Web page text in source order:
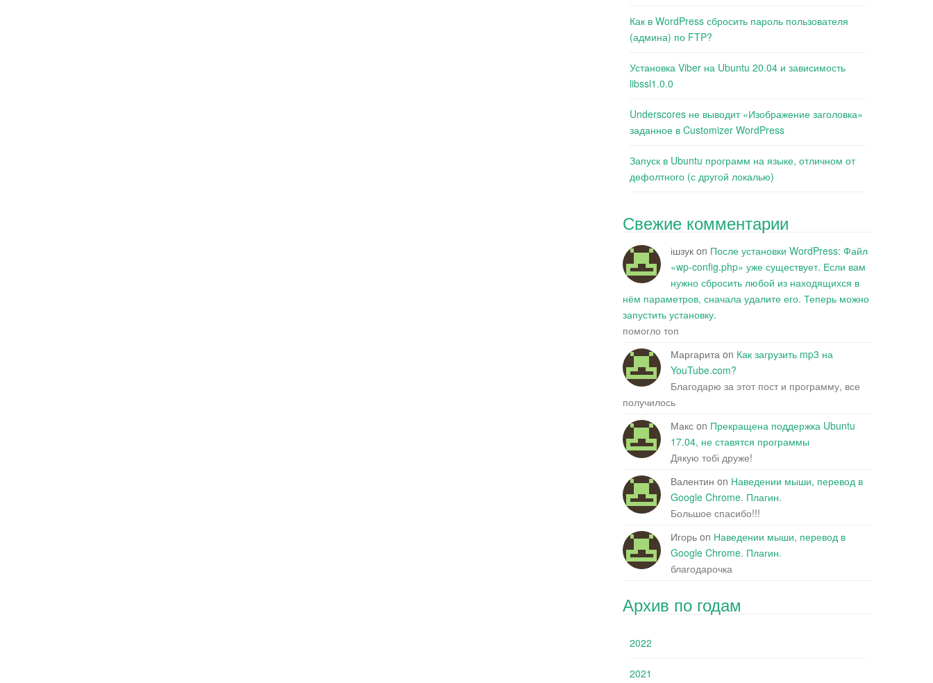
Как в WordPress сбросить пароль пользователя
(админа) по FTP?
Установка Viber на Ubuntu 20.04 и зависимость
libssl1.0.0
Underscores не выводит «Изображение заголовка»
заданное в Customizer WordPress
Запуск в Ubuntu программ на языке, отличном от
дефолтного (с другой локалью)
Свежие комментарии
ішзук on После установки WordPress: Файл
«wp-config.php» уже существует. Если вам
нужно сбросить любой из находящихся в
нём параметров, сначала удалите его. Теперь можно
запустить установку.
помогло топ
Маргарита on Как загрузить mp3 на
YouTube.com?
Благодарю за этот пост и программу, все
получилось
Макс on Прекращена поддержка Ubuntu
17.04, не ставятся программы
Дякую тобі друже!
Валентин on Наведении мыши, перевод в
Google Chrome. Плагин.
Большое спасибо!!!
Игорь on Наведении мыши, перевод в
Google Chrome. Плагин.
благодарочка
Архив по годам
2022
2021